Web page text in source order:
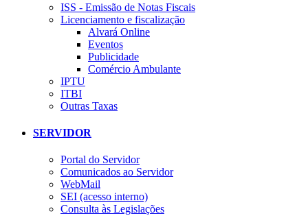
ISS - Emissão de Notas Fiscais
Licenciamento e fiscalização
Alvará Online
Eventos
Publicidade
Comércio Ambulante
IPTU
ITBI
Outras Taxas
SERVIDOR
Portal do Servidor
Comunicados ao Servidor
WebMail
SEI (acesso interno)
Consulta às Legislações